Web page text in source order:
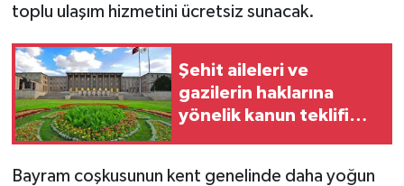
toplu ulaşım hizmetini ücretsiz sunacak.
Şehit aileleri ve
gazilerin haklarına
yönelik kanun teklifi
Bayram coşkusunun kent genelinde daha yoğun